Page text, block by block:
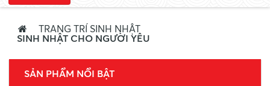
TRANG TRÍ SINH NHẬT
SINH NHẬT CHO NGƯỜI YÊU
SẢN PHẨM NỔI BẬT